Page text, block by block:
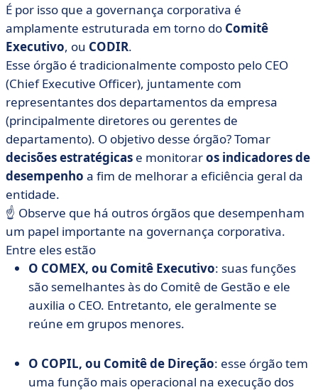
É por isso que a governança corporativa é
amplamente estruturada em torno do Comitê
Executivo, ou CODIR.
Esse órgão é tradicionalmente composto pelo CEO
(Chief Executive Officer), juntamente com
representantes dos departamentos da empresa
(principalmente diretores ou gerentes de
departamento). O objetivo desse órgão? Tomar
decisões estratégicas e monitoraros indicadores de
desempenho a fim de melhorar a eficiência geral da
entidade.
☝️ Observe que há outros órgãos que desempenham
um papel importante na governança corporativa.
Entre eles estão
O COMEX, ou Comitê Executivo: suas funções
são semelhantes às do Comitê de Gestão e ele
auxilia o CEO. Entretanto, ele geralmente se
reúne em grupos menores.
O COPIL, ou Comitê de Direção: esse órgão tem
uma função mais operacional na execução dos